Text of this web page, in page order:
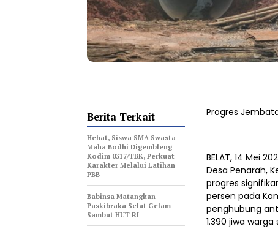
Progres
BELAT, 14 Mei
Desa Penarah,
progres
persen pada
penghubung
1.390 jiwa
Berita Terkait
Hebat, Siswa SMA Swasta
Maha Bodhi Digembleng
Kodim 0317/TBK, Perkuat
Karakter Melalui Latihan
PBB
Babinsa Matangkan
Paskibraka Selat Gelam
Sambut HUT RI